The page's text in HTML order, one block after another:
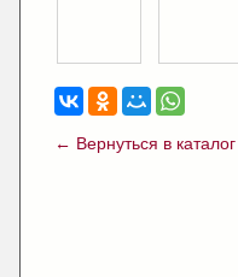
← Вернуться в каталог